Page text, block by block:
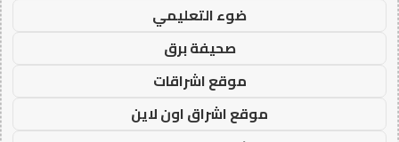
ضوء التعليمي
صحيفة برق
موقع اشراقات
موقع اشراق اون لاين